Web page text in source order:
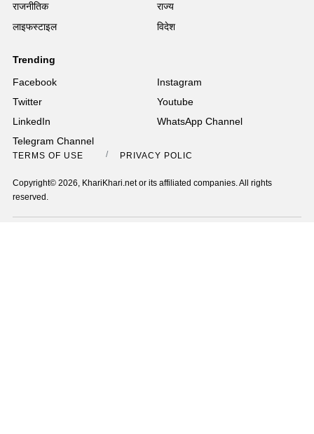
राजनीतिक
राज्य
लाइफस्टाइल
विदेश
Trending
Facebook
Instagram
Twitter
Youtube
LinkedIn
WhatsApp Channel
Telegram Channel
TERMS OF USE PRIVACY POLICY
Copyright© 2026, KhariKhari.net or its affiliated companies. All rights
reserved.